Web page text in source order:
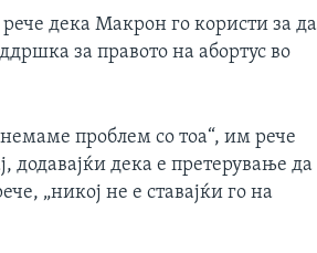
дека Макрон го користи за да
за правото на абортус во
проблем со тоа“, им рече
додавајќи дека е претерување да
„никој не е ставајќи го на